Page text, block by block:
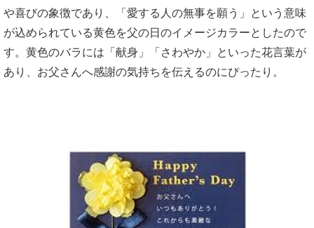
や喜びの象徴であり、「愛する人の無事を願う」という意味
が込められている黄色を父の日のイメージカラーとしたので
す。黄色のバラには「献身」「さわやか」といった花言葉が
あり、お父さんへ感謝の気持ちを伝えるのにぴったり。